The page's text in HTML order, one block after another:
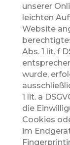
unserer
leichten
Website
Abs. 1 lit. f
wurde,
1 lit. a
die
Cookies
im